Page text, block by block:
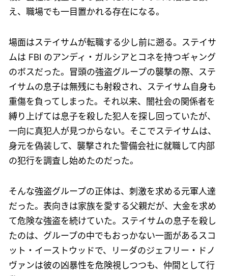
え、職場でも一目置かれる存在になる。
場面はステイサムが転職する少し前に遡る。ステイサ
ムは FBI のアンディ・ガルシアとコネを持つギャング
のボスだった。冒頭の強盗グループの襲撃の際、ステ
イサムの息子は無残にも射殺され、ステイサム自身も
重傷を負ってしまった。それ以来、闇社会の関係者を
縛り上げては息子を殺した犯人を探し回っていたが、
一向に真犯人が見つからない。そこでステイサムは、
身元を偽装して、襲撃された警備会社に就職して内部
の犯行を調査し始めたのだった。
そんな強盗グループの正体は、刺激を求める元軍人達
だった。表向きは家族を愛する父親だが、大金を求め
て危険な強盗を続けていた。ステイサムの息子を殺し
たのは、グループの中でもおっかない一面があるスコ
ット・イーストウッドで、リーダのジェフリー・ドノ
ヴァンは彼の凶暴性を危険視しつつも、仲間として行